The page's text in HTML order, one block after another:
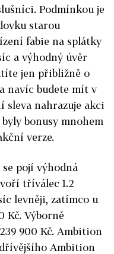
Podmínkou je
starou
fabie na splátky
a výhodný úvěr
jen přibližně o
navíc budete mít v
sleva nahrazuje akci
bonusy mnohem
verze.
pojí výhodná
tříválec 1.2
levněji, zatímco u
Kč. Výborně
900 Kč. Ambition
Ambition